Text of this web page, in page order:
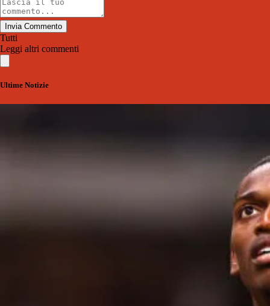
Invia Commento
Tutti
Leggi altri commenti
Ultime Notizie